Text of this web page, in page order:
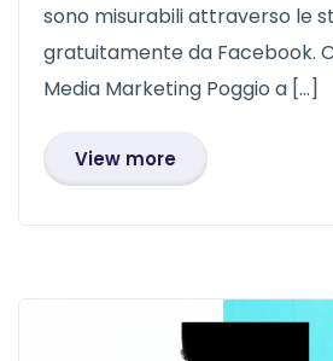
sono misurabili attraverso le
gratuitamente da Facebook.
Media Marketing Poggio a […]
View more